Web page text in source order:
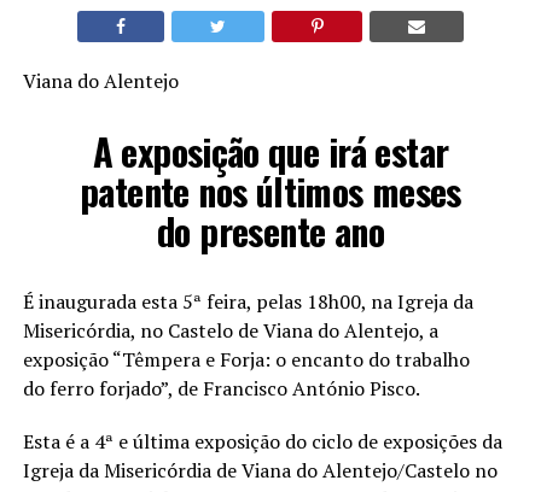
Viana do Alentejo
A exposição que irá estar
patente nos últimos meses
do presente ano
É inaugurada esta 5ª feira, pelas 18h00, na Igreja da
Misericórdia, no Castelo de Viana do Alentejo, a
exposição “Têmpera e Forja: o encanto do trabalho
do ferro forjado”, de Francisco António Pisco.
Esta é a 4ª e última exposição do ciclo de exposições da
Igreja da Misericórdia de Viana do Alentejo/Castelo no